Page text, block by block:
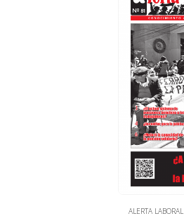
ALERTA LABORAL